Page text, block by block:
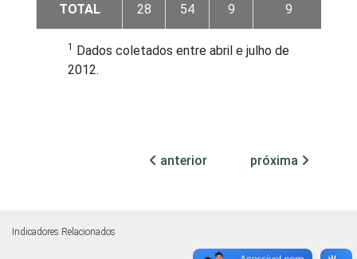
TOTAL 28 54 9 9
1 Dados coletados entre abril e julho de
2012.
anterior próxima
Indicadores Relacionados